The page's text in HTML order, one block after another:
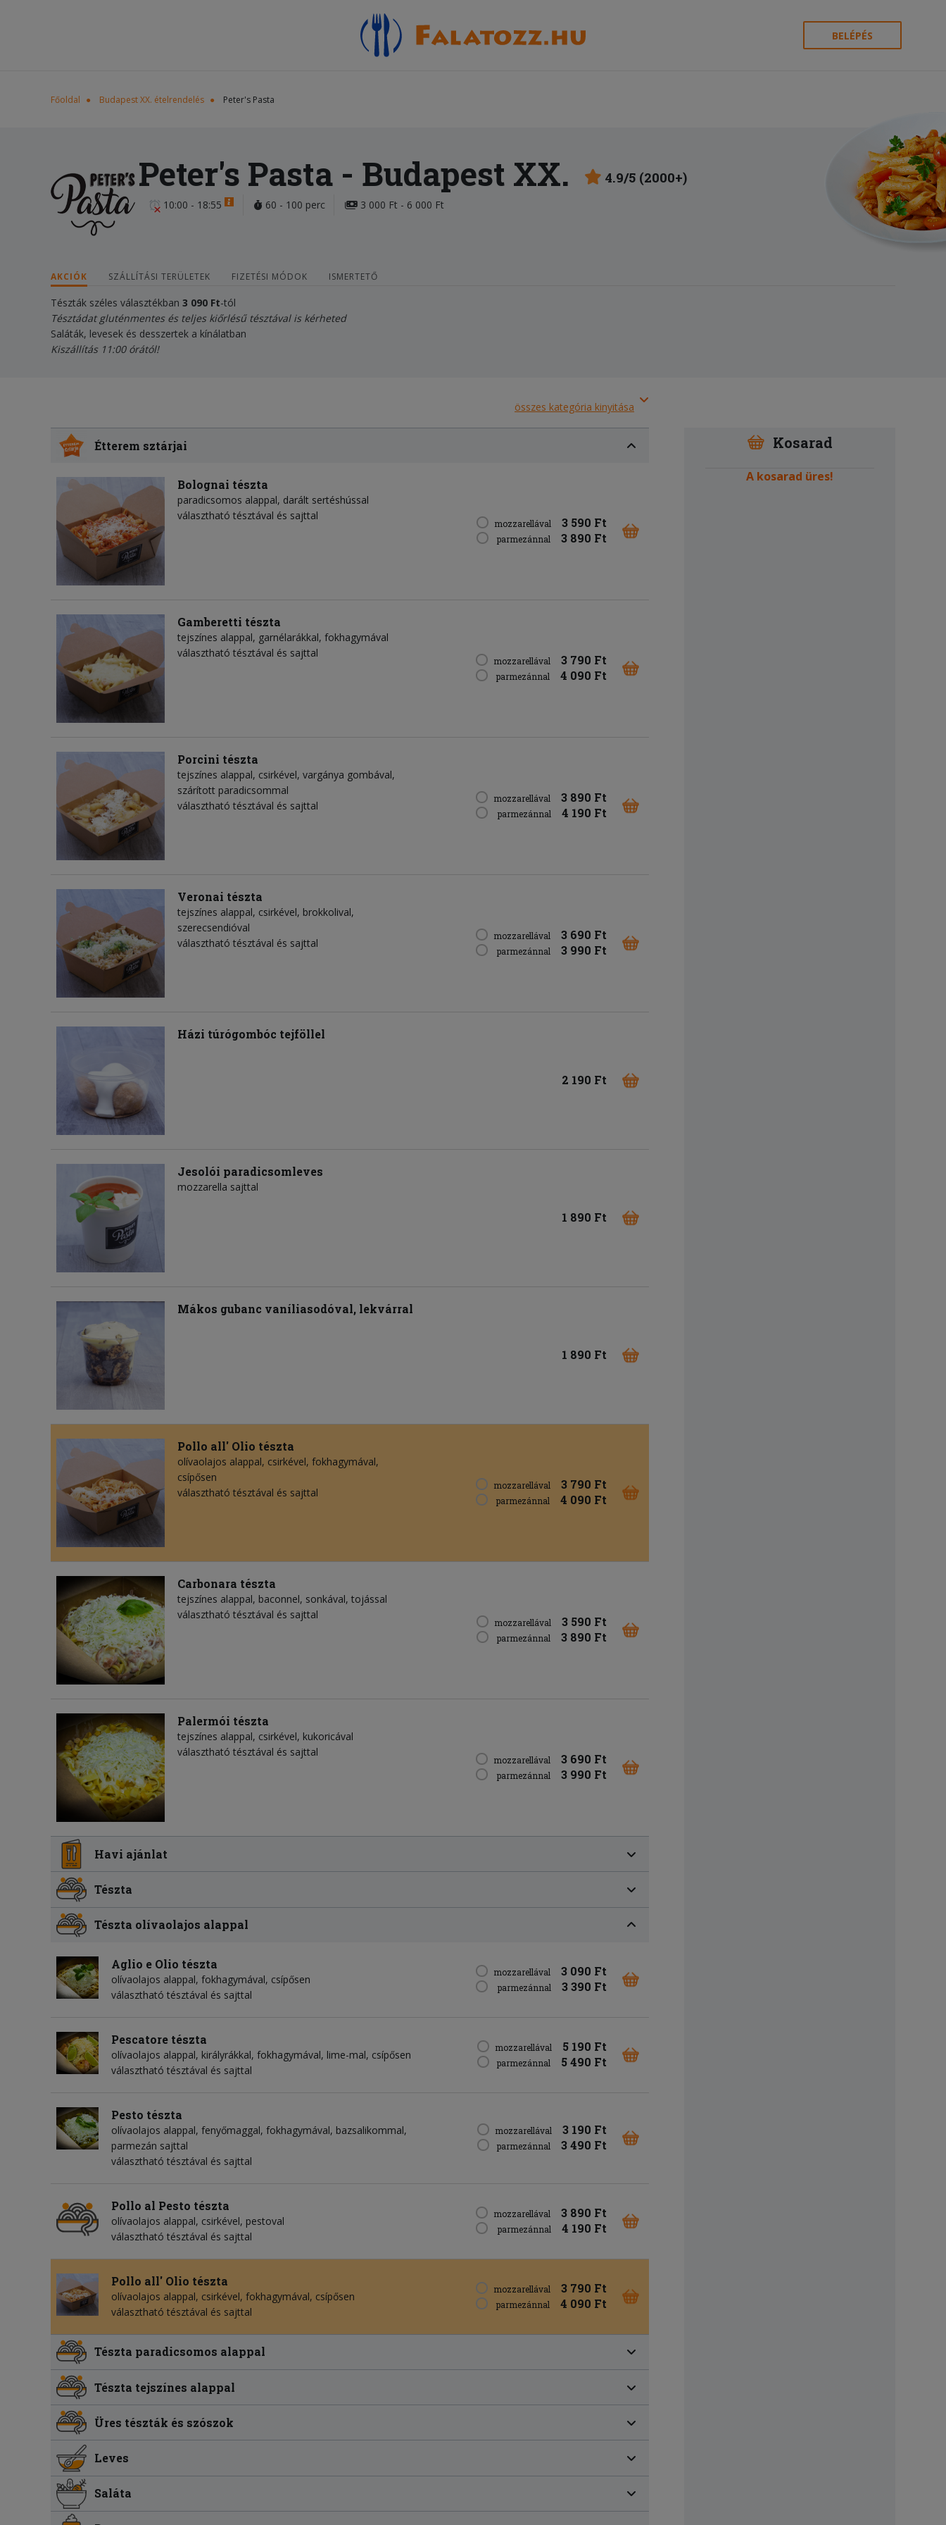
BELÉPÉS
Főoldal Budapest XX. ételrendelés Peter's Pasta
Peter's Pasta - Budapest XX. 4.9/5 (2000+)
10:00 - 18:55 60 - 100 perc 3 000 Ft - 6 000 Ft
AKCIÓK SZÁLLÍTÁSI TERÜLETEK FIZETÉSI MÓDOK ISMERTETŐ
Tészták széles választékban 3 090 Ft-tól
Tésztádat gluténmentes és teljes kiőrlésű tésztával is kérheted
Saláták, levesek és desszertek a kínálatban
Kiszállítás 11:00 órától!
összes kategória kinyitása
Étterem sztárjai
Bolognai tészta
paradicsomos alappal, darált sertéshússal
választható tésztával és sajttal
mozzarellával 3 590 Ft
parmezánnal 3 890 Ft
Gamberetti tészta
tejszínes alappal, garnélarákkal, fokhagymával
választható tésztával és sajttal
mozzarellával 3 790 Ft
parmezánnal 4 090 Ft
Porcini tészta
tejszínes alappal, csirkével, vargánya gombával,
szárított paradicsommal
választható tésztával és sajttal
mozzarellával 3 890 Ft
parmezánnal 4 190 Ft
Veronai tészta
tejszínes alappal, csirkével, brokkolival,
szerecsendióval
választható tésztával és sajttal
mozzarellával 3 690 Ft
parmezánnal 3 990 Ft
Házi túrógombóc tejföllel
2 190 Ft
Jesolói paradicsomleves
mozzarella sajttal
1 890 Ft
Mákos gubanc vaníliasodóval, lekvárral
1 890 Ft
Pollo all' Olio tészta
olívaolajos alappal, csirkével, fokhagymával,
csípősen
választható tésztával és sajttal
mozzarellával 3 790 Ft
parmezánnal 4 090 Ft
Carbonara tészta
tejszínes alappal, baconnel, sonkával, tojással
választható tésztával és sajttal
mozzarellával 3 590 Ft
parmezánnal 3 890 Ft
Palermói tészta
tejszínes alappal, csirkével, kukoricával
választható tésztával és sajttal
mozzarellával 3 690 Ft
parmezánnal 3 990 Ft
Havi ajánlat
Tészta
Tészta olívaolajos alappal
Aglio e Olio tészta
olívaolajos alappal, fokhagymával, csípősen
választható tésztával és sajttal
mozzarellával 3 090 Ft
parmezánnal 3 390 Ft
Pescatore tészta
olívaolajos alappal, királyrákkal, fokhagymával, lime-mal, csípősen
választható tésztával és sajttal
mozzarellával 5 190 Ft
parmezánnal 5 490 Ft
Pesto tészta
olívaolajos alappal, fenyőmaggal, fokhagymával, bazsalikommal,
parmezán sajttal
választható tésztával és sajttal
mozzarellával 3 190 Ft
parmezánnal 3 490 Ft
Pollo al Pesto tészta
olívaolajos alappal, csirkével, pestoval
választható tésztával és sajttal
mozzarellával 3 890 Ft
parmezánnal 4 190 Ft
Pollo all' Olio tészta
olívaolajos alappal, csirkével, fokhagymával, csípősen
választható tésztával és sajttal
mozzarellával 3 790 Ft
parmezánnal 4 090 Ft
Tészta paradicsomos alappal
Tészta tejszínes alappal
Üres tészták és szószok
Leves
Saláta
Kosarad
A kosarad üres!